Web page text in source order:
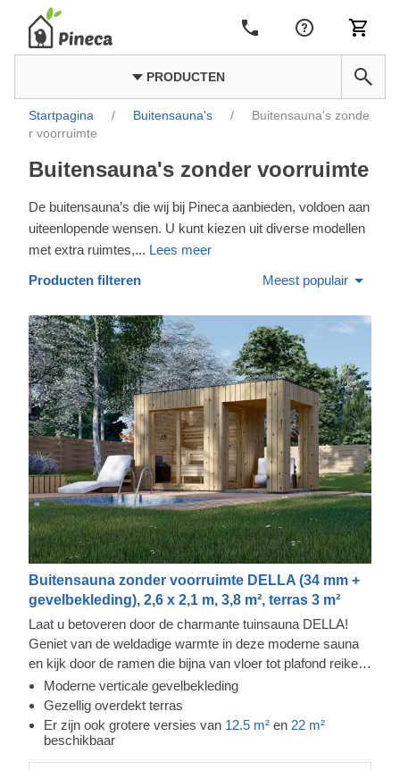
PRODUCTEN
Startpagina / Buitensauna's /
Buitensauna's zonde
r voorruimte
Buitensauna's zonder voorruimte
De buitensauna’s die wij bij Pineca aanbieden, voldoen aan
uiteenlopende wensen. U kunt kiezen uit diverse modellen
met extra ruimtes,... Lees meer
Producten filteren Meest populair
Buitensauna zonder voorruimte DELLA (34 mm +
gevelbekleding), 2,6 x 2,1 m, 3,8 m², terras 3 m²
Laat u betoveren door de charmante tuinsauna DELLA!
Geniet van de weldadige warmte in deze moderne sauna
en kijk door de ramen die bijna van vloer tot plafond reiken,
terwijl u de spanning uit uw lichaam voelt wegvloeien. De
extra gevelbekleding zorgt voor meer stevigheid en
isolatie, en geeft de sauna een strakke, verfijnde uitstraling.
Het overdekte terras creëert meer ruimte om te loungen en
af te koelen na de sauna.
Moderne verticale gevelbekleding
Gezellig overdekt terras
Er zijn ook grotere versies van 12.5 m² en 22 m²
beschikbaar